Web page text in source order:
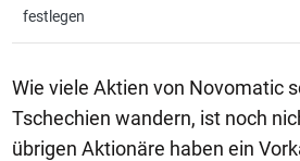
festlegen
Wie viele Aktien von Novomatic
Tschechien wandern, ist noch
übrigen Aktionäre haben ein